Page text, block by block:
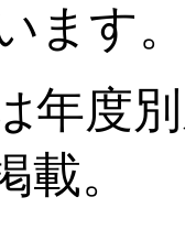
ます
年度
載。